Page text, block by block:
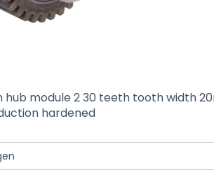
hub module 2 30 teeth tooth width
hardened